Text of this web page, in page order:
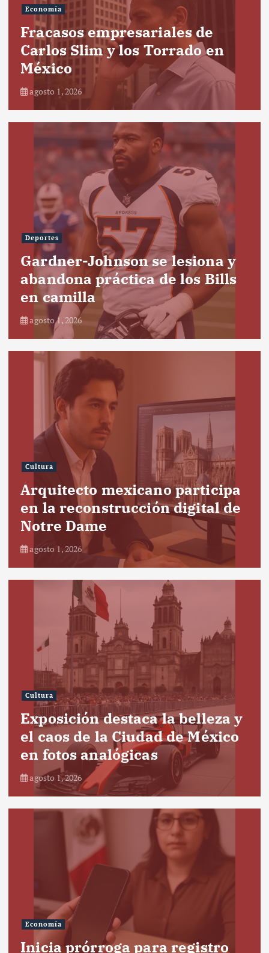
Economía
Fracasos empresariales de
Carlos Slim y los Torrado en
México
agosto 1, 2026
Deportes
Gardner-Johnson se lesiona y
abandona práctica de los Bills
en camilla
agosto 1, 2026
Cultura
Arquitecto mexicano participa
en la reconstrucción digital de
Notre Dame
agosto 1, 2026
Cultura
Exposición destaca la belleza y
el caos de la Ciudad de México
en fotos analógicas
agosto 1, 2026
Economía
Inicia prórroga para registro